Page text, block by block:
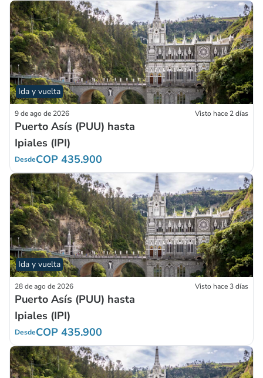
Ida y vuelta
9 de ago de 2026 Visto hace 2 días
Puerto Asís (PUU) hasta
Ipiales (IPI)
DesdeCOP 435.900
Ida y vuelta
28 de ago de 2026 Visto hace 3 días
Puerto Asís (PUU) hasta
Ipiales (IPI)
DesdeCOP 435.900